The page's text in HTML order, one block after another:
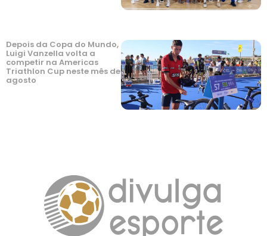
Depois da Copa do Mundo,
Luigi Vanzella volta a
competir na Americas
Triathlon Cup neste mês de
agosto